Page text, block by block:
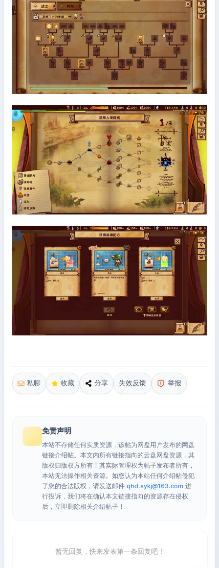
私聊 收藏 分享 失效反馈 举报
免责声明
本站不存储任何实质资源，该帖为网盘用户发布的网盘
链接介绍帖。本文内所有链接指向的云盘网盘资源，其
版权归版权方所有！其实际管理权为帖子发布者所有，
本站无法操作相关资源。如您认为本站任何介绍帖侵犯
了您的合法版权，请发送邮件 qhd.sykj@163.com 进
行投诉，我们将在确认本文链接指向的资源存在侵权
后，立即删除相关介绍帖子！
暂无回复，快来发表第一条回复吧！